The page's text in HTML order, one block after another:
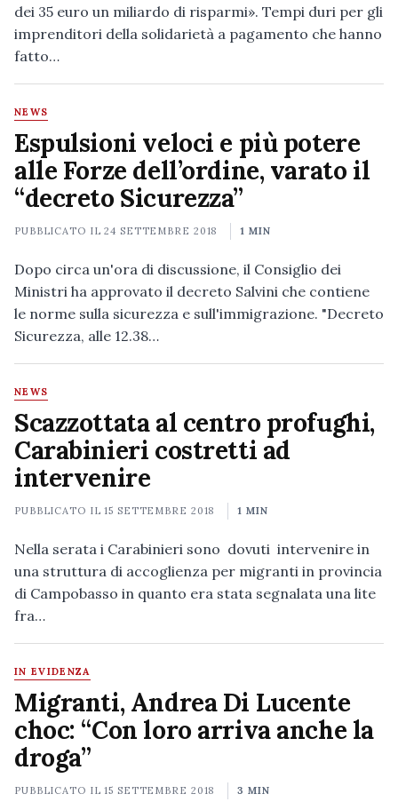
dei 35 euro un miliardo di risparmi». Tempi duri per gli
imprenditori della solidarietà a pagamento che hanno
fatto…
NEWS
Espulsioni veloci e più potere
alle Forze dell’ordine, varato il
“decreto Sicurezza”
PUBBLICATO IL24 SETTEMBRE 2018 1 MIN
Dopo circa un'ora di discussione, il Consiglio dei
Ministri ha approvato il decreto Salvini che contiene
le norme sulla sicurezza e sull'immigrazione. "Decreto
Sicurezza, alle 12.38…
NEWS
Scazzottata al centro profughi,
Carabinieri costretti ad
intervenire
PUBBLICATO IL15 SETTEMBRE 2018 1 MIN
Nella serata i Carabinieri sono dovuti intervenire in
una struttura di accoglienza per migranti in provincia
di Campobasso in quanto era stata segnalata una lite
fra…
IN EVIDENZA
Migranti, Andrea Di Lucente
choc: “Con loro arriva anche la
droga”
PUBBLICATO IL15 SETTEMBRE 2018 3 MIN